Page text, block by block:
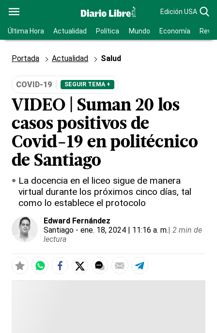
Edición USA
Última Hora Actualidad Política Mundo Economía
Portada Actualidad Salud
COVID-19 SEGUIR TEMA +
VIDEO | Suman 20 los
casos positivos de
Covid-19 en politécnico
de Santiago
La docencia en el liceo sigue de manera
virtual durante los próximos cinco días, tal
como lo establece el protocolo
Edward Fernández
Santiago - ene. 18, 2024 | 11:16 a. m.| 2 min de
lectura